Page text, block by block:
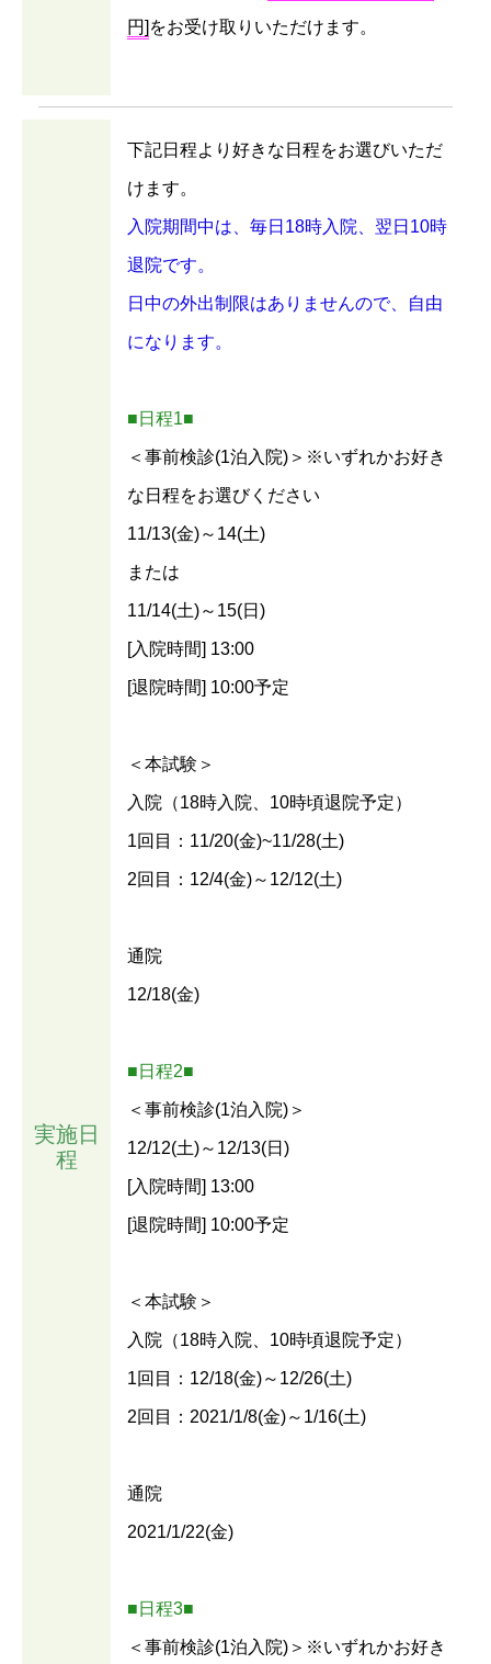
円] をお受け取りいただけます。
実施日
程
下記日程より好きな日程をお選びいただ
けます。
入院期間中は、毎日18時入院、翌日10時
退院です。
日中の外出制限はありませんので、自由
になります。
■日程1■
＜事前検診(1泊入院)＞※いずれかお好き
な日程をお選びください
11/13(金)～14(土)
または
11/14(土)～15(日)
[入院時間] 13:00
[退院時間] 10:00予定
＜本試験＞
入院（18時入院、10時頃退院予定）
1回目：11/20(金)~11/28(土)
2回目：12/4(金)～12/12(土)
通院
12/18(金)
■日程2■
＜事前検診(1泊入院)＞
12/12(土)～12/13(日)
[入院時間] 13:00
[退院時間] 10:00予定
＜本試験＞
入院（18時入院、10時頃退院予定）
1回目：12/18(金)～12/26(土)
2回目：2021/1/8(金)～1/16(土)
通院
2021/1/22(金)
■日程3■
＜事前検診(1泊入院)＞※いずれかお好き